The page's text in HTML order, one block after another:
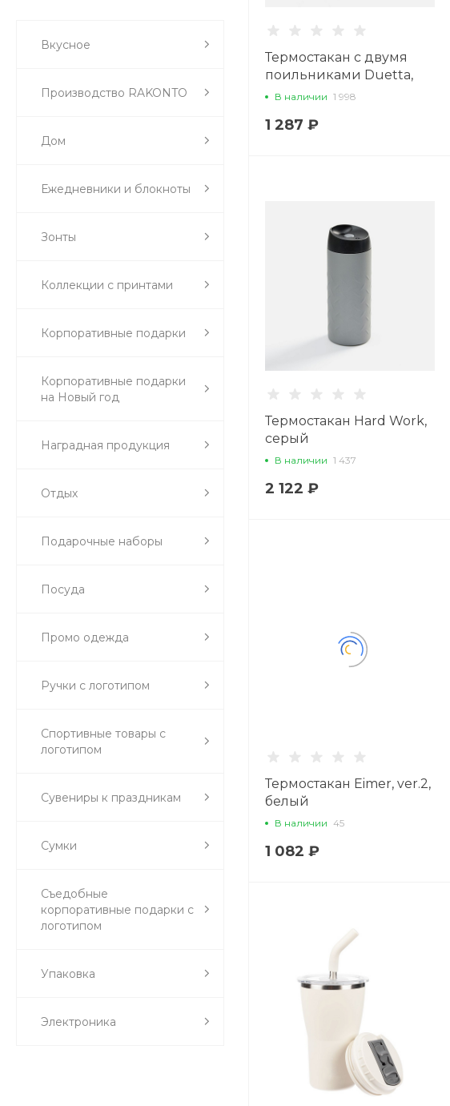
Вкусное
Производство RAKONTO
Дом
Ежедневники и блокноты
Зонты
Коллекции с принтами
Корпоративные подарки
Корпоративные подарки
на Новый год
Наградная продукция
Отдых
Подарочные наборы
Посуда
Промо одежда
Ручки с логотипом
Спортивные товары с
логотипом
Сувениры к праздникам
Сумки
Съедобные
корпоративные подарки с
логотипом
Упаковка
Электроника
Термостакан с двумя
поильниками Duetta,
красный
В наличии 1 998
1 287 ₽
Термостакан Hard Work,
серый
В наличии 1 437
2 122 ₽
Термостакан Eimer, ver.2,
белый
В наличии 45
1 082 ₽